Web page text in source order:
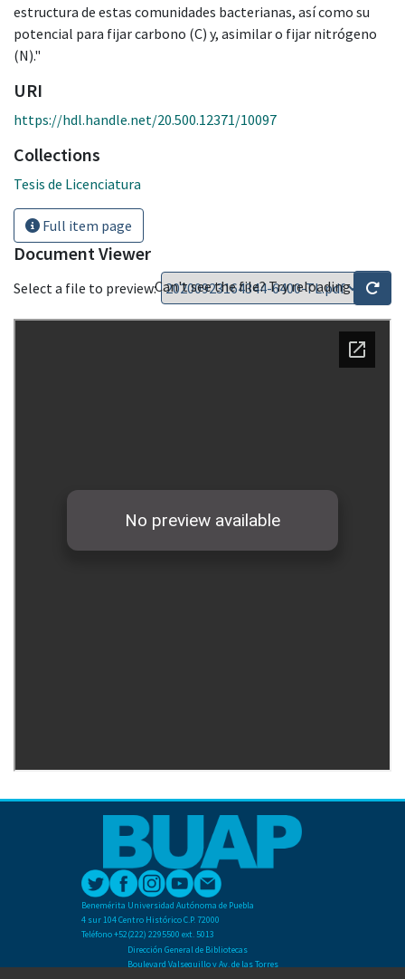
estructura de estas comunidades bacterianas, así como su
potencial para fijar carbono (C) y, asimilar o fijar nitrógeno
(N)."
URI
https://hdl.handle.net/20.500.12371/10097
Collections
Tesis de Licenciatura
Full item page
Document Viewer
Select a file to preview:Can't see the file? Try reloading
Benemérita Universidad Autónoma de Puebla
4 sur 104 Centro Histórico C.P. 72000
Teléfono +52(222) 2295500 ext. 5013
Dirección General de Bibliotecas
Boulevard Valsequillo y Av. de las Torres